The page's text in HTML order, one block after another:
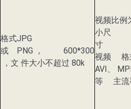
格式JPG
或 PNG ， 600*300
，文 件大小不超过 80k
视频比例
小尺
寸
视频 格
AVI、
等 主流